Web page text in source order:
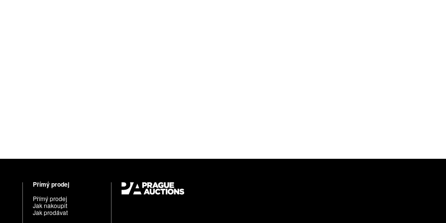
Přímý prodej
Přímý prodej
Jak nakoupit
Jak prodávat